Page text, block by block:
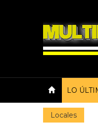
LO
Locales